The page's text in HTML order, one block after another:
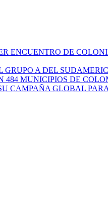
ENCUENTRO DE
A DEL
MUNICIPIOS DE
CAMPAÑA GLOBAL